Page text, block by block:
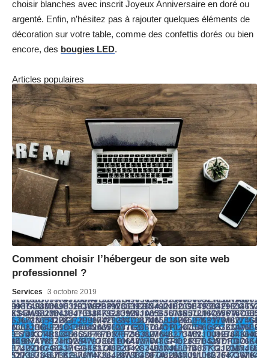
choisir blanches avec inscrit Joyeux Anniversaire en doré ou
argenté. Enfin, n’hésitez pas à rajouter quelques éléments de
décoration sur votre table, comme des confettis dorés ou bien
encore, des bougies LED.
Articles populaires
Comment choisir l’hébergeur de son site web
professionnel ?
Services 3 octobre 2019